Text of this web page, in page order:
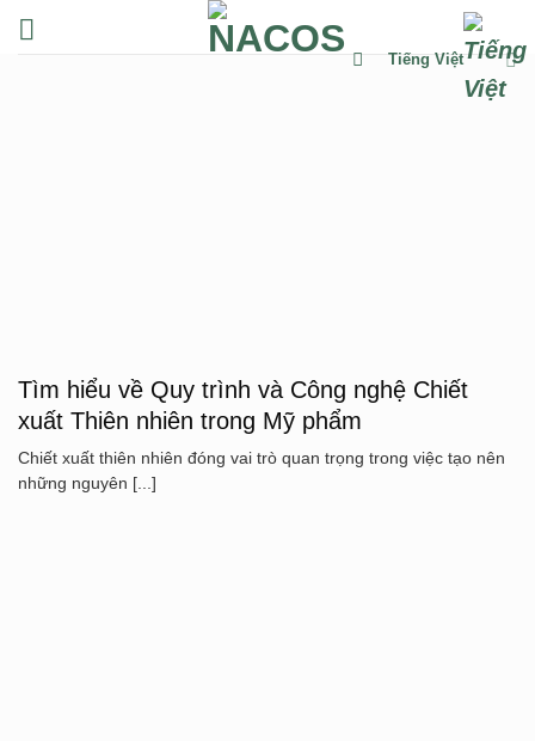
đến
Tiếng Việt
Tìm hiểu về Quy trình và Công nghệ Chiết
xuất Thiên nhiên trong Mỹ phẩm
Chiết xuất thiên nhiên đóng vai trò quan trọng trong việc tạo nên
những nguyên [...]